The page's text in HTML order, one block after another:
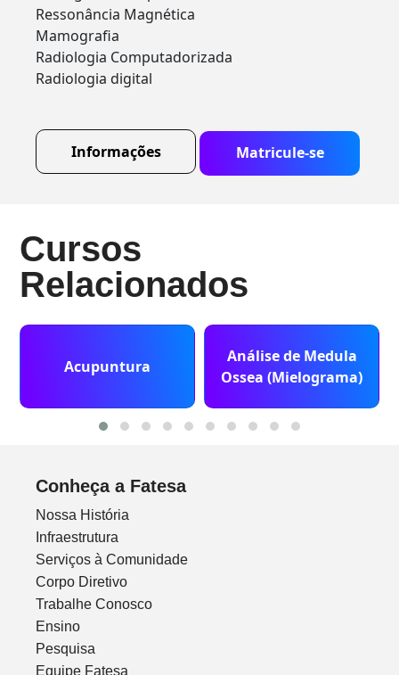
Ressonância Magnética
Mamografia
Radiologia Computadorizada
Radiologia digital
Informações Matricule-se
Cursos
Relacionados
Acupuntura
Análise de Medula
Ossea (Mielograma)
Conheça a Fatesa
Nossa História
Infraestrutura
Serviços à Comunidade
Corpo Diretivo
Trabalhe Conosco
Ensino
Pesquisa
Equipe Fatesa